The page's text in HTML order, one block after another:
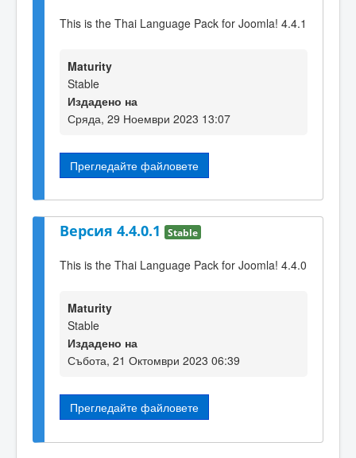
This is the Thai Language Pack for Joomla! 4.4.1
Maturity
Stable
Издадено на
Сряда, 29 Ноември 2023 13:07
Прегледайте файловете
Версия 4.4.0.1 Stable
This is the Thai Language Pack for Joomla! 4.4.0
Maturity
Stable
Издадено на
Събота, 21 Октомври 2023 06:39
Прегледайте файловете